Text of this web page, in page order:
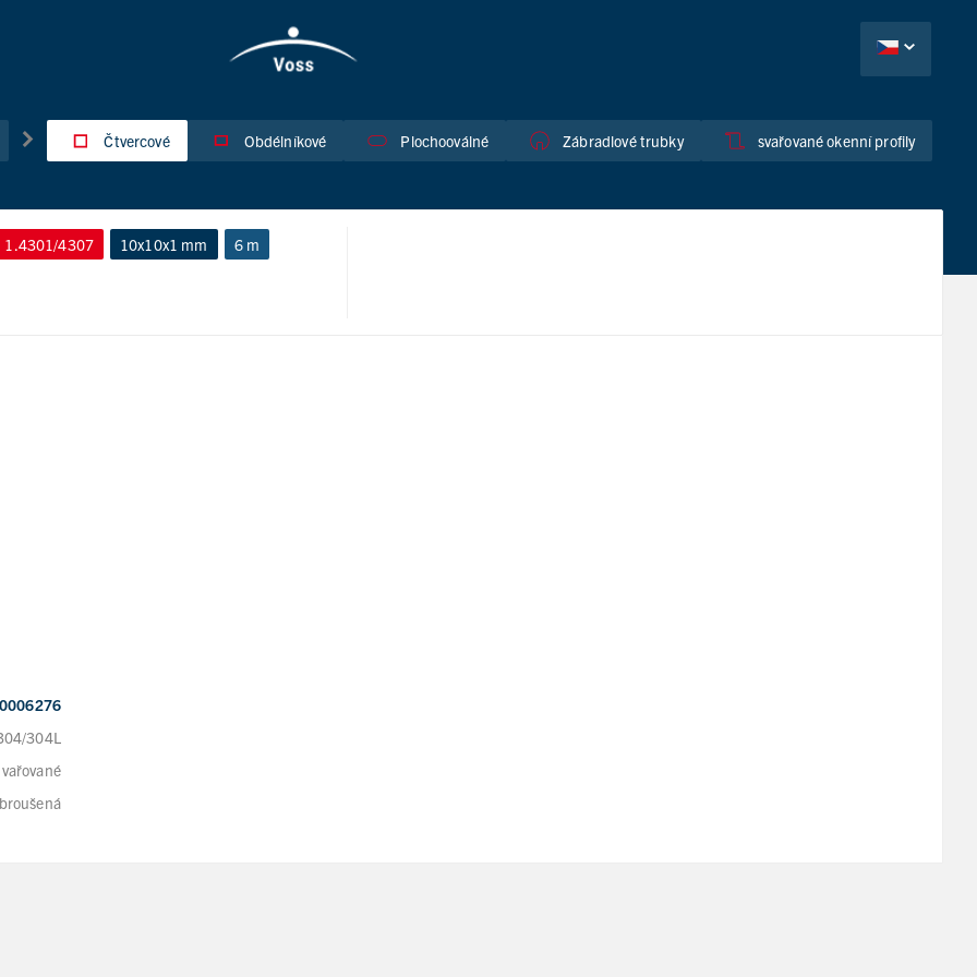
Čtvercové Obdélníkové Plochooválné Zábradlové trubky svařované okenní profily
1.4301/4307 10x10x1 mm 6 m
304L